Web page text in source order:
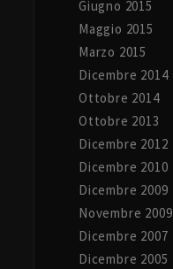
Giugno 2015
Maggio 2015
Marzo 2015
Dicembre 2014
Ottobre 2014
Ottobre 2013
Dicembre 2012
Dicembre 2010
Dicembre 2009
Novembre 2009
Dicembre 2007
Dicembre 2005